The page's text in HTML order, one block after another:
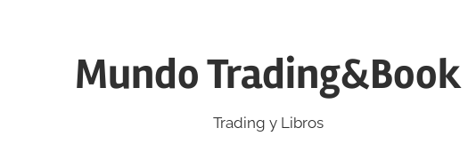
Mundo Trading&Book
Trading y Libros